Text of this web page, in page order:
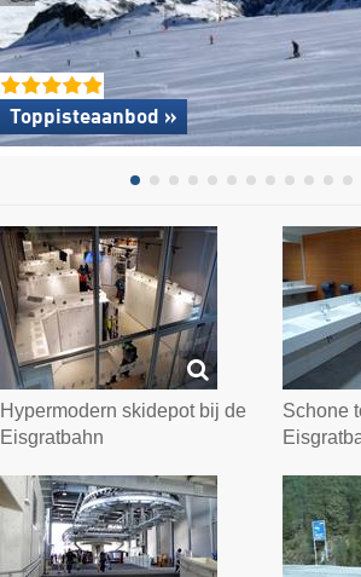
Toppisteaanbod »
Hypermodern skidepot bij de
Eisgratbahn
Schone